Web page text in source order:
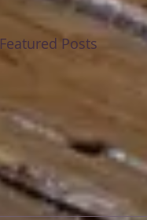
Featured Posts